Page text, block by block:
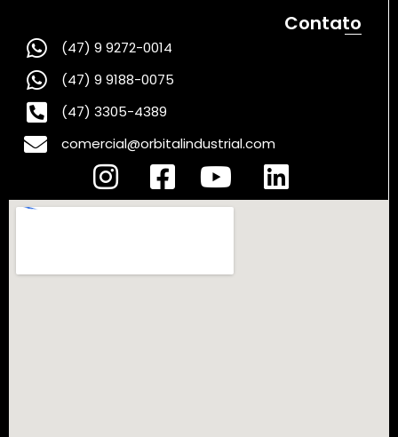
Contato
(47) 9 9272-0014
(47) 9 9188-0075
(47) 3305-4389
comercial@orbitalindustrial.com